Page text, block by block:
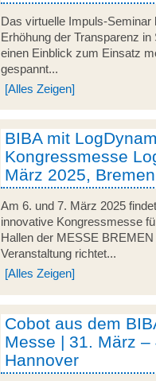
Das virtuelle Impuls-Seminar
Erhöhung der Transparenz
einen Einblick zum Einsatz
gespannt...
[Alles Zeigen]
BIBA mit
Kongressmesse
März 2025, Bremen
Am 6. und 7. März 2025
innovative Kongressmesse
Hallen der MESSE
Veranstaltung richtet...
[Alles Zeigen]
Cobot aus dem
Messe | 31. März –
Hannover